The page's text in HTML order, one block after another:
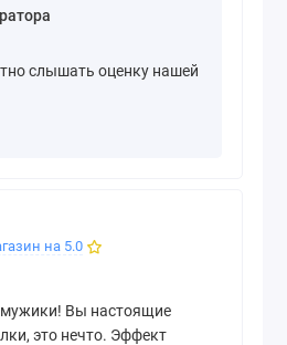
слышать оценку нашей
на 5.0
Вы настоящие
это нечто. Эффект